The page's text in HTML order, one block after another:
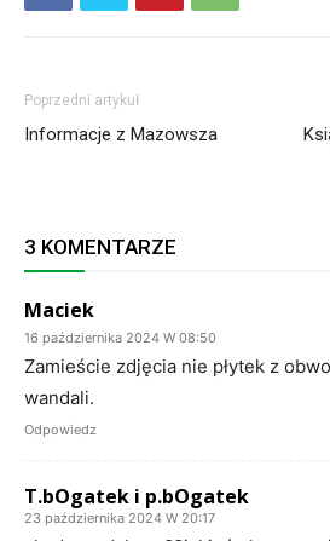
Poprzedni artykuł
Informacje z Mazowsza
3 KOMENTARZE
Maciek
16 października 2024 W 08:50
Zamieście zdjęcia nie płytek z
wandali.
Odpowiedz
T.bOgatek i p.bOgatek
23 października 2024 W 20:17